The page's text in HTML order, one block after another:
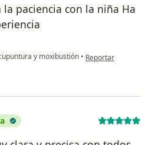
la paciencia con la niña Ha
y moxibustión • en opinión del
Reportar